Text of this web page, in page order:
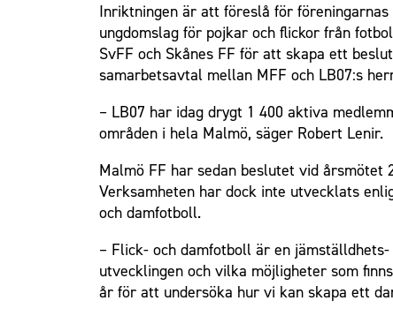
Inriktningen är att föreslå för
ungdomslag för pojkar och flickor från
SvFF och Skånes FF för att skapa ett
samarbetsavtal mellan MFF och LB07:s
– LB07 har idag drygt 1 400 aktiva
områden i hela Malmö, säger Robert Lenir.
Malmö FF har sedan beslutet vid
Verksamheten har dock inte utvecklats
och damfotboll.
– Flick- och damfotboll är en
utvecklingen och vilka möjligheter som
år för att undersöka hur vi kan skapa ett